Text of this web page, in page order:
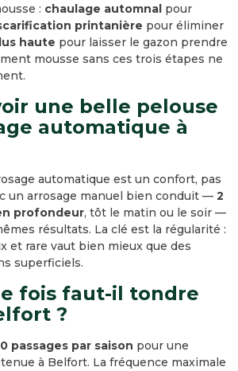
: chaulage automnal pour
printanière pour éliminer
haute pour laisser le gazon prendre
mousse sans ces trois étapes ne
une belle pelouse
automatique à
automatique est un confort, pas
un arrosage manuel bien conduit — 2
profondeur, tôt le matin ou le soir —
résultats. La clé est la régularité :
et rare vaut bien mieux que des
superficiels.
fois faut-il tondre
?
passages par saison pour une
à Belfort. La fréquence maximale